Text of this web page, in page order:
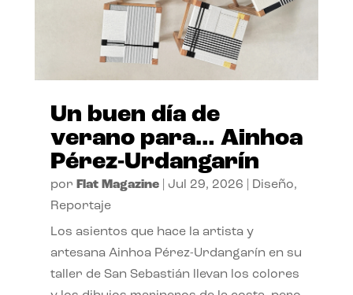
Un buen día de
verano para… Ainhoa
Pérez-Urdangarín
por Flat Magazine| Jul 29, 2026 Diseño,
Reportaje
Los asientos que hace la artista y
artesana Ainhoa Pérez-Urdangarín en su
taller de San Sebastián llevan los colores